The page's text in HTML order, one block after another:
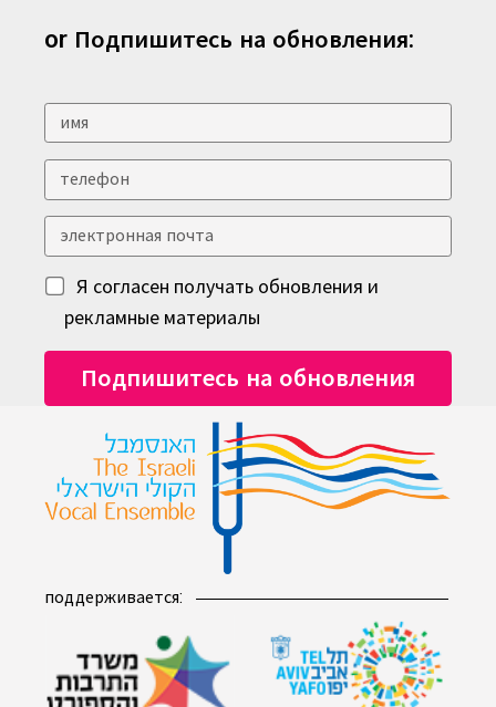
or Подпишитесь на обновления:
Я согласен получать обновления и
рекламные материалы
поддерживается: